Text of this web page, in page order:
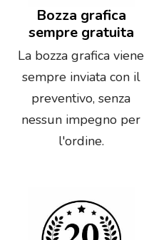
Bozza grafica
sempre gratuita
La bozza grafica viene
sempre inviata con il
preventivo, senza
nessun impegno per
l'ordine.